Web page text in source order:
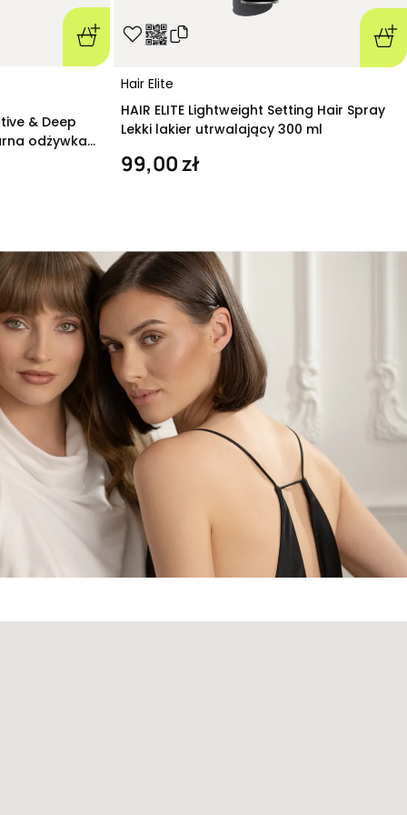
& Deep
odżywka
Hair Elite
HAIR ELITE Lightweight Setting Hair Spray
Lekki lakier utrwalający 300 ml
99,00 zł